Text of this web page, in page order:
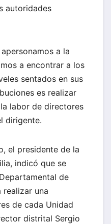
autoridades
a la
a encontrar a los
sentados en sus
es realizar
labor de directores
dirigente.
el presidente de la
indicó que se
de
realizar una
de cada Unidad
distrital Sergio